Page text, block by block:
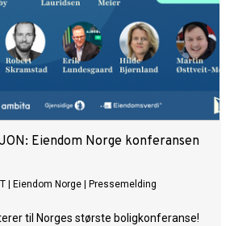
​Eiendom Norge konferansen
Eiendom Norge Pressemelding
til Norges største boligkonferanse!